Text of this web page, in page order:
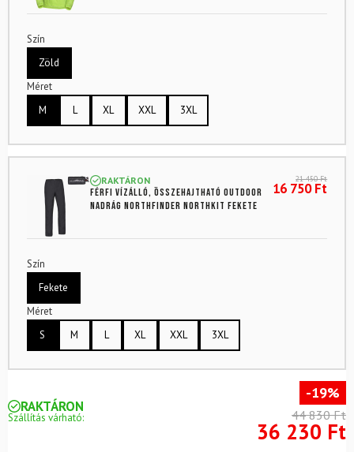
Szín
Zöld
Méret
M
L XL XXL 3XL
RAKTÁRON
Férfi vízálló, összehajtható outdoor
nadrág NORTHFINDER Northkit fekete
21 450Ft
16 750Ft
Szín
Fekete
Méret
S
M L XL XXL 3XL
RAKTÁRON
Szállítás várható:
-19%
44 830 Ft
36 230 Ft